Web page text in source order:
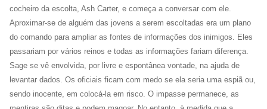
cocheiro da escolta, Ash Carter, e começa a conversar com ele.
Aproximar-se de alguém das jovens a serem escoltadas era um plano
do comando para ampliar as fontes de informações dos inimigos. Eles
passariam por vários reinos e todas as informações fariam diferença.
Sage se vê envolvida, por livre e espontânea vontade, na ajuda de
levantar dados. Os oficiais ficam com medo se ela seria uma espiã ou,
sendo inocente, em colocá-la em risco. O impasse permanece, as